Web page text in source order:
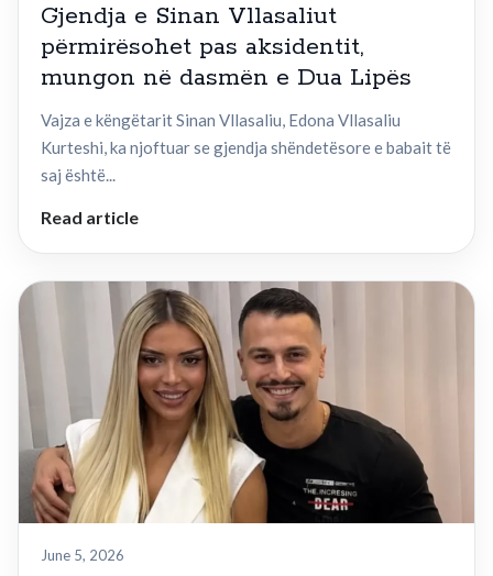
Gjendja e Sinan Vllasaliut
përmirësohet pas aksidentit,
mungon në dasmën e Dua Lipës
Vajza e këngëtarit Sinan Vllasaliu, Edona Vllasaliu
Kurteshi, ka njoftuar se gjendja shëndetësore e babait të
saj është...
Read article
June 5, 2026